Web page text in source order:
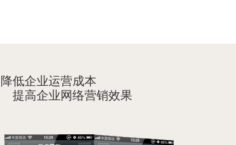
降低企业运营成本
提高企业网络营销效果